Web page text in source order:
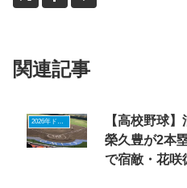
関連記事
2026年ドラフトニュース
【高校野球
榮久豊が2本
で宿敵・花咲